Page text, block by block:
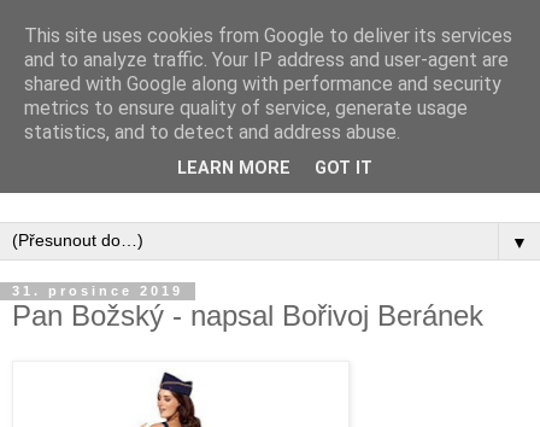
Inspirujte se tím, co píší posluchači kurzů a co se na nich
▼
31. prosince 2019
Pan Božský - napsal Bořivoj Beránek
This site uses cookies from Google to deliver its services
and to analyze traffic. Your IP address and user-agent are
shared with Google along with performance and security
metrics to ensure quality of service, generate usage
statistics, and to detect and address abuse.
LEARN MORE GOT IT